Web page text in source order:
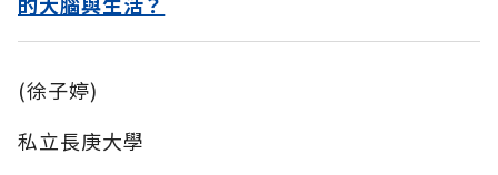
(徐子婷)
私立長庚大學